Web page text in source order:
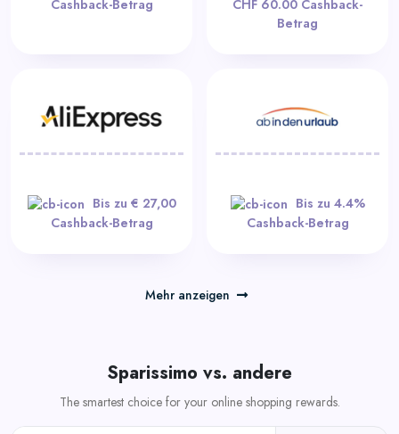
Cashback-Betrag
CHF 60.00 Cashback-
Betrag
Bis zu € 27,00
Cashback-Betrag
Bis zu 4.4%
Cashback-Betrag
Mehr anzeigen
Sparissimo vs. andere
The smartest choice for your online shopping rewards.